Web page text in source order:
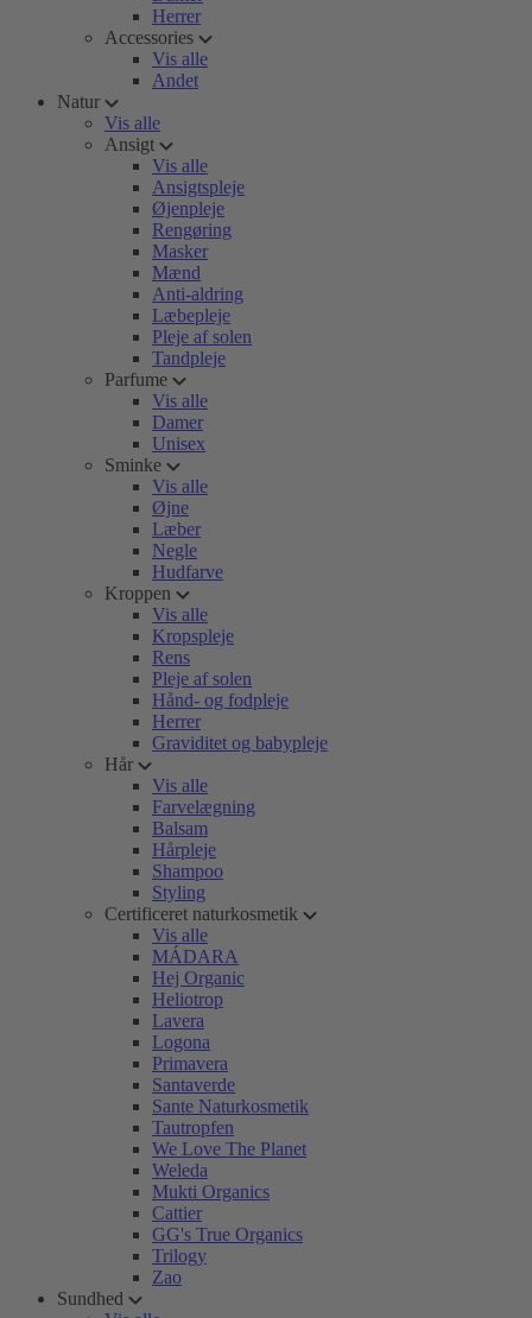
Herrer
Accessories
Vis alle
Andet
Natur
Vis alle
Ansigt
Vis alle
Ansigtspleje
Øjenpleje
Rengøring
Masker
Mænd
Anti-aldring
Læbepleje
Pleje af solen
Tandpleje
Parfume
Vis alle
Damer
Unisex
Sminke
Vis alle
Øjne
Læber
Negle
Hudfarve
Kroppen
Vis alle
Kropspleje
Rens
Pleje af solen
Hånd- og fodpleje
Herrer
Graviditet og babypleje
Hår
Vis alle
Farvelægning
Balsam
Hårpleje
Shampoo
Styling
Certificeret naturkosmetik
Vis alle
MÁDARA
Hej Organic
Heliotrop
Lavera
Logona
Primavera
Santaverde
Sante Naturkosmetik
Tautropfen
We Love The Planet
Weleda
Mukti Organics
Cattier
GG's True Organics
Trilogy
Zao
Sundhed